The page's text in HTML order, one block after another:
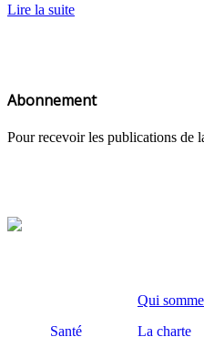
Lire la suite
Abonnement
Pour recevoir les publications de
Santé
Qui
La charte